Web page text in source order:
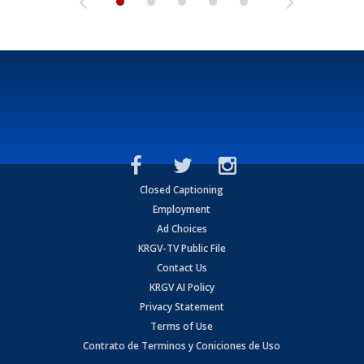
Closed Captioning
Employment
Ad Choices
KRGV-TV Public File
Contact Us
KRGV AI Policy
Privacy Statement
Terms of Use
Contrato de Terminos y Coniciones de Uso